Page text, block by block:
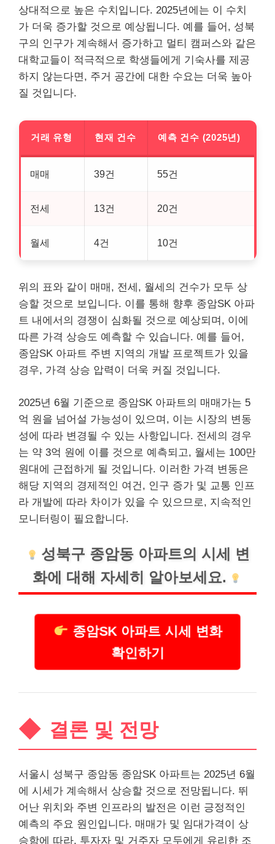
상대적으로 높은 수치입니다. 2025년에는 이 수치
가 더욱 증가할 것으로 예상됩니다. 예를 들어, 성북
구의 인구가 계속해서 증가하고 멀티 캠퍼스와 같은
대학교들이 적극적으로 학생들에게 기숙사를 제공
하지 않는다면, 주거 공간에 대한 수요는 더욱 높아
질 것입니다.
거래 유형 현재 건수 예측 건수 (2025년)
매매 39건 55건
전세 13건 20건
월세 4건 10건
위의 표와 같이 매매, 전세, 월세의 건수가 모두 상
승할 것으로 보입니다. 이를 통해 향후 종암SK 아파
트 내에서의 경쟁이 심화될 것으로 예상되며, 이에
따른 가격 상승도 예측할 수 있습니다. 예를 들어,
종암SK 아파트 주변 지역의 개발 프로젝트가 있을
경우, 가격 상승 압력이 더욱 커질 것입니다.
2025년 6월 기준으로 종암SK 아파트의 매매가는 5
억 원을 넘어설 가능성이 있으며, 이는 시장의 변동
성에 따라 변경될 수 있는 사항입니다. 전세의 경우
는 약 3억 원에 이를 것으로 예측되고, 월세는 100만
원대에 근접하게 될 것입니다. 이러한 가격 변동은
해당 지역의 경제적인 여건, 인구 증가 및 교통 인프
라 개발에 따라 차이가 있을 수 있으므로, 지속적인
모니터링이 필요합니다.
성북구 종암동 아파트의 시세 변
화에 대해 자세히 알아보세요.
종암SK 아파트 시세 변화
확인하기
결론 및 전망
서울시 성북구 종암동 종암SK 아파트는 2025년 6월
에 시세가 계속해서 상승할 것으로 전망됩니다. 뛰
어난 위치와 주변 인프라의 발전은 이런 긍정적인
예측의 주요 원인입니다. 매매가 및 임대가격이 상
승함에 따라, 투자자 및 거주자 모두에게 유리한 조